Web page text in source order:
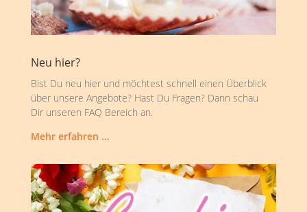
Neu hier?
Bist Du neu hier und möchtest schnell einen Überblick
über unsere Angebote? Hast Du Fragen? Dann schau
Dir unseren FAQ Bereich an.
Mehr erfahren …